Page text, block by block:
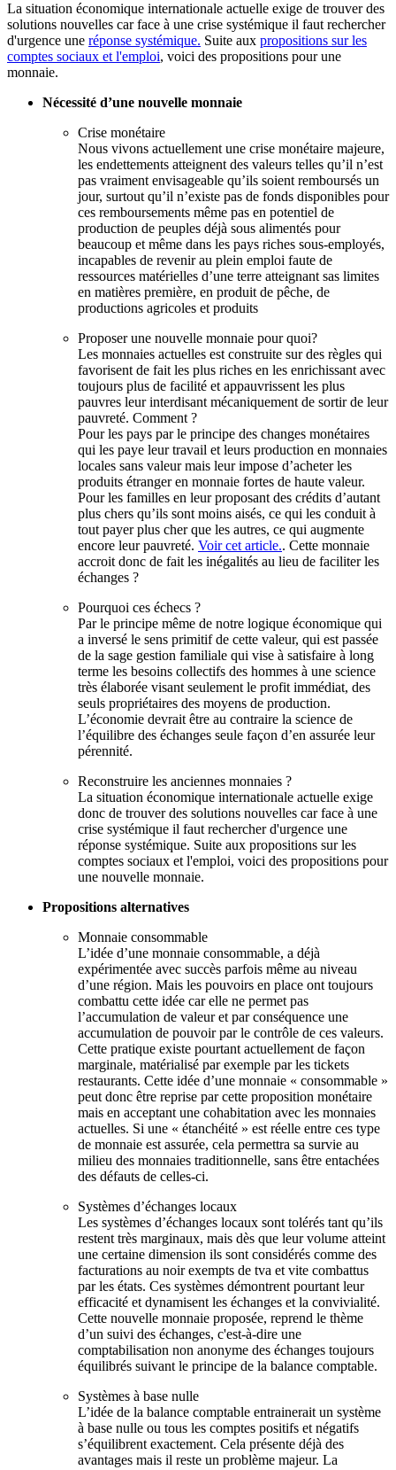
La situation économique internationale actuelle exige de trouver des
solutions nouvelles car face à une crise systémique il faut rechercher
d'urgence une réponse systémique. Suite aux propositions sur les
comptes sociaux et l'emploi, voici des propositions pour une
monnaie.
Nécessité d’une nouvelle monnaie
Crise monétaire
Nous vivons actuellement une crise monétaire majeure,
les endettements atteignent des valeurs telles qu’il n’est
pas vraiment envisageable qu’ils soient remboursés un
jour, surtout qu’il n’existe pas de fonds disponibles pour
ces remboursements même pas en potentiel de
production de peuples déjà sous alimentés pour
beaucoup et même dans les pays riches sous-employés,
incapables de revenir au plein emploi faute de
ressources matérielles d’une terre atteignant sas limites
en matières première, en produit de pêche, de
productions agricoles et produits
Proposer une nouvelle monnaie pour quoi?
Les monnaies actuelles est construite sur des règles qui
favorisent de fait les plus riches en les enrichissant avec
toujours plus de facilité et appauvrissent les plus
pauvres leur interdisant mécaniquement de sortir de leur
pauvreté. Comment ?
Pour les pays par le principe des changes monétaires
qui les paye leur travail et leurs production en monnaies
locales sans valeur mais leur impose d’acheter les
produits étranger en monnaie fortes de haute valeur.
Pour les familles en leur proposant des crédits d’autant
plus chers qu’ils sont moins aisés, ce qui les conduit à
tout payer plus cher que les autres, ce qui augmente
encore leur pauvreté. Voir cet article.. Cette monnaie
accroit donc de fait les inégalités au lieu de faciliter les
échanges ?
Pourquoi ces échecs ?
Par le principe même de notre logique économique qui
a inversé le sens primitif de cette valeur, qui est passée
de la sage gestion familiale qui vise à satisfaire à long
terme les besoins collectifs des hommes à une science
très élaborée visant seulement le profit immédiat, des
seuls propriétaires des moyens de production.
L’économie devrait être au contraire la science de
l’équilibre des échanges seule façon d’en assurée leur
pérennité.
Reconstruire les anciennes monnaies ?
La situation économique internationale actuelle exige
donc de trouver des solutions nouvelles car face à une
crise systémique il faut rechercher d'urgence une
réponse systémique. Suite aux propositions sur les
comptes sociaux et l'emploi, voici des propositions pour
une nouvelle monnaie.
Propositions alternatives
Monnaie consommable
L’idée d’une monnaie consommable, a déjà
expérimentée avec succès parfois même au niveau
d’une région. Mais les pouvoirs en place ont toujours
combattu cette idée car elle ne permet pas
l’accumulation de valeur et par conséquence une
accumulation de pouvoir par le contrôle de ces valeurs.
Cette pratique existe pourtant actuellement de façon
marginale, matérialisé par exemple par les tickets
restaurants. Cette idée d’une monnaie « consommable »
peut donc être reprise par cette proposition monétaire
mais en acceptant une cohabitation avec les monnaies
actuelles. Si une « étanchéité » est réelle entre ces type
de monnaie est assurée, cela permettra sa survie au
milieu des monnaies traditionnelle, sans être entachées
des défauts de celles-ci.
Systèmes d’échanges locaux
Les systèmes d’échanges locaux sont tolérés tant qu’ils
restent très marginaux, mais dès que leur volume atteint
une certaine dimension ils sont considérés comme des
facturations au noir exempts de tva et vite combattus
par les états. Ces systèmes démontrent pourtant leur
efficacité et dynamisent les échanges et la convivialité.
Cette nouvelle monnaie proposée, reprend le thème
d’un suivi des échanges, c'est-à-dire une
comptabilisation non anonyme des échanges toujours
équilibrés suivant le principe de la balance comptable.
Systèmes à base nulle
L’idée de la balance comptable entrainerait un système
à base nulle ou tous les comptes positifs et négatifs
s’équilibrent exactement. Cela présente déjà des
avantages mais il reste un problème majeur. La